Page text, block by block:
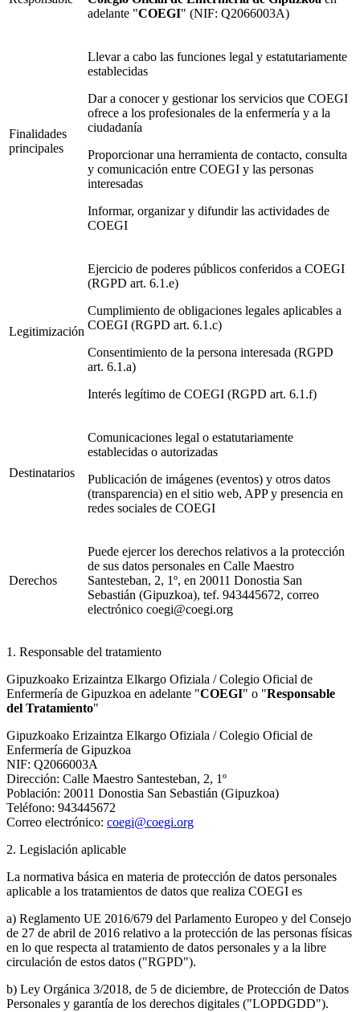
adelante "COEGI" (NIF: Q2066003A)
Finalidades
principales
Llevar a cabo las funciones legal y estatutariamente
establecidas
Dar a conocer y gestionar los servicios que COEGI
ofrece a los profesionales de la enfermería y a la
ciudadanía
Proporcionar una herramienta de contacto, consulta
y comunicación entre COEGI y las personas
interesadas
Informar, organizar y difundir las actividades de
COEGI
Legitimización
Ejercicio de poderes públicos conferidos a COEGI
(RGPD art. 6.1.e)
Cumplimiento de obligaciones legales aplicables a
COEGI (RGPD art. 6.1.c)
Consentimiento de la persona interesada (RGPD
art. 6.1.a)
Interés legítimo de COEGI (RGPD art. 6.1.f)
Destinatarios
Comunicaciones legal o estatutariamente
establecidas o autorizadas
Publicación de imágenes (eventos) y otros datos
(transparencia) en el sitio web, APP y presencia en
redes sociales de COEGI
Derechos
Puede ejercer los derechos relativos a la protección
de sus datos personales en Calle Maestro
Santesteban, 2, 1º, en 20011 Donostia San
Sebastián (Gipuzkoa), tef. 943445672, correo
electrónico coegi@coegi.org
1. Responsable del tratamiento
Gipuzkoako Erizaintza Elkargo Ofiziala / Colegio Oficial de
Enfermería de Gipuzkoa en adelante "COEGI" o "Responsable
del Tratamiento"
Gipuzkoako Erizaintza Elkargo Ofiziala / Colegio Oficial de
Enfermería de Gipuzkoa
NIF: Q2066003A
Dirección: Calle Maestro Santesteban, 2, 1º
Población: 20011 Donostia San Sebastián (Gipuzkoa)
Teléfono: 943445672
Correo electrónico: coegi@coegi.org
2. Legislación aplicable
La normativa básica en materia de protección de datos personales
aplicable a los tratamientos de datos que realiza COEGI es
a) Reglamento UE 2016/679 del Parlamento Europeo y del Consejo
de 27 de abril de 2016 relativo a la protección de las personas físicas
en lo que respecta al tratamiento de datos personales y a la libre
circulación de estos datos ("RGPD").
b) Ley Orgánica 3/2018, de 5 de diciembre, de Protección de Datos
Personales y garantía de los derechos digitales ("LOPDGDD").